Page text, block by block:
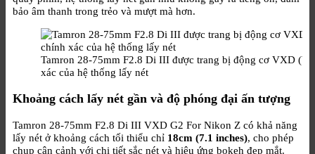
bảo âm thanh trong trẻo và mượt mà hơn.
Tamron 28-75mm F2.8 Di III được trang bị động cơ VXD
xác của hệ thống lấy nét
Khoảng cách lấy nét gần và độ phóng đại ấn tượng
Tamron 28-75mm F2.8 Di III VXD G2 For Nikon Z có khả năng
lấy nét ở khoảng cách tối thiểu chỉ 18cm (7.1 inches), cho phép
chụp cận cảnh với chi tiết sắc nét và hiệu ứng bokeh đẹp mắt.